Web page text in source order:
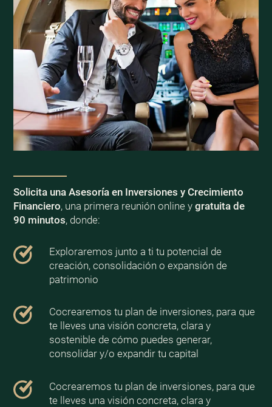
Solicita una Asesoría en Inversiones y Crecimiento
Financiero, una primera reunión online y gratuita de
90 minutos, donde:
Exploraremos junto a ti tu potencial de
creación, consolidación o expansión de
patrimonio
Cocrearemos tu plan de inversiones, para que
te lleves una visión concreta, clara y
sostenible de cómo puedes generar,
consolidar y/o expandir tu capital
Cocrearemos tu plan de inversiones, para que
te lleves una visión concreta, clara y